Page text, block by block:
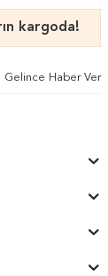
kargoda!
Gelince Haber Ver